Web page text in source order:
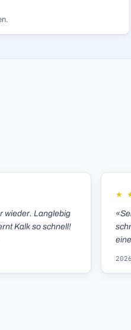
wieder. Langlebig
Kalk so schnell!
★